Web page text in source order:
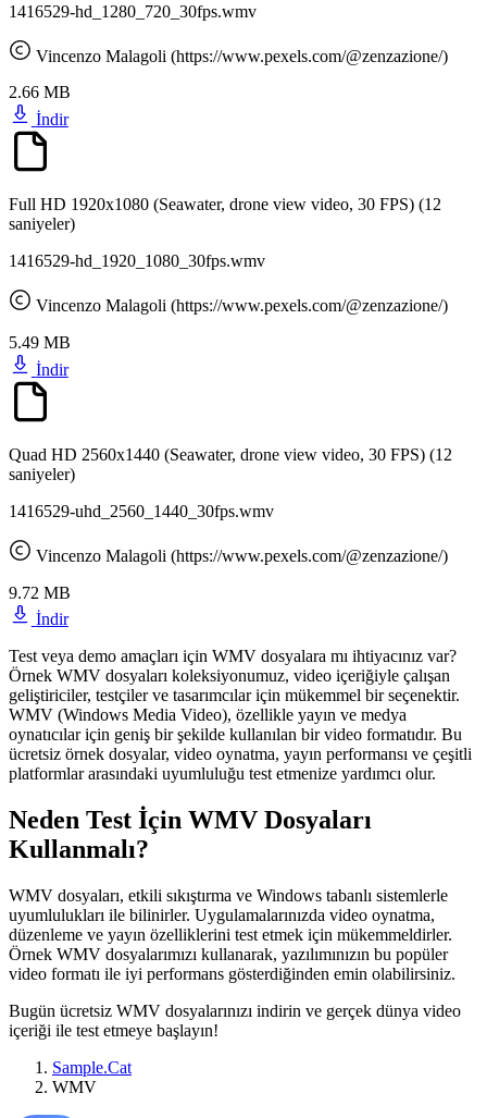
1416529-hd_1280_720_30fps.wmv
Vincenzo Malagoli (https://www.pexels.com/@zenzazione/)
2.66 MB
İndir
Full HD 1920x1080 (Seawater, drone view video, 30 FPS) (12
saniyeler)
1416529-hd_1920_1080_30fps.wmv
Vincenzo Malagoli (https://www.pexels.com/@zenzazione/)
5.49 MB
İndir
Quad HD 2560x1440 (Seawater, drone view video, 30 FPS) (12
saniyeler)
1416529-uhd_2560_1440_30fps.wmv
Vincenzo Malagoli (https://www.pexels.com/@zenzazione/)
9.72 MB
İndir
Test veya demo amaçları için WMV dosyalara mı ihtiyacınız var?
Örnek WMV dosyaları koleksiyonumuz, video içeriğiyle çalışan
geliştiriciler, testçiler ve tasarımcılar için mükemmel bir seçenektir.
WMV (Windows Media Video), özellikle yayın ve medya
oynatıcılar için geniş bir şekilde kullanılan bir video formatıdır. Bu
ücretsiz örnek dosyalar, video oynatma, yayın performansı ve çeşitli
platformlar arasındaki uyumluluğu test etmenize yardımcı olur.
Neden Test İçin WMV Dosyaları
Kullanmalı?
WMV dosyaları, etkili sıkıştırma ve Windows tabanlı sistemlerle
uyumlulukları ile bilinirler. Uygulamalarınızda video oynatma,
düzenleme ve yayın özelliklerini test etmek için mükemmeldirler.
Örnek WMV dosyalarımızı kullanarak, yazılımınızın bu popüler
video formatı ile iyi performans gösterdiğinden emin olabilirsiniz.
Bugün ücretsiz WMV dosyalarınızı indirin ve gerçek dünya video
içeriği ile test etmeye başlayın!
Sample.Cat
WMV